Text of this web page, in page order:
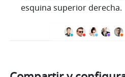
esquina superior derecha.